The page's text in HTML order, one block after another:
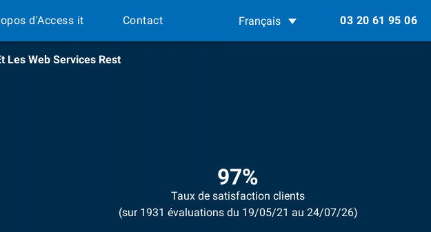
d'Access it Contact 03 20 61 95 06
Français
Les Web Services Rest
97%
Taux de satisfaction clients
(sur 1931 évaluations du 19/05/21 au 24/07/26)